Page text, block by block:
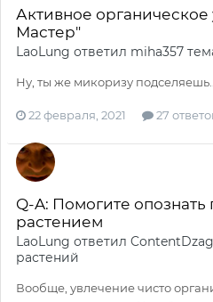
Активное
Мастер"
LaoLung ответил miha357
Ну, ты же микоризу
22 февраля, 2021 27
Q-A: Помогите опознать
растением
LaoLung ответил
растений
Вообще, увлечение чисто